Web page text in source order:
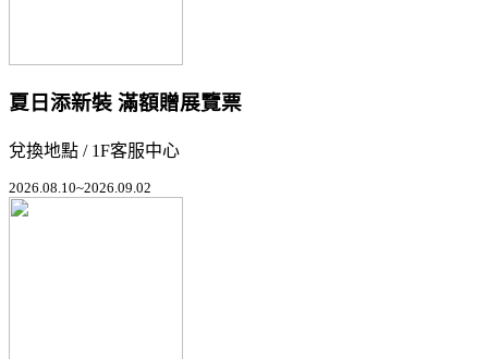
夏日添新裝 滿額贈展覽票
兌換地點 / 1F客服中心
2026.08.10~2026.09.02